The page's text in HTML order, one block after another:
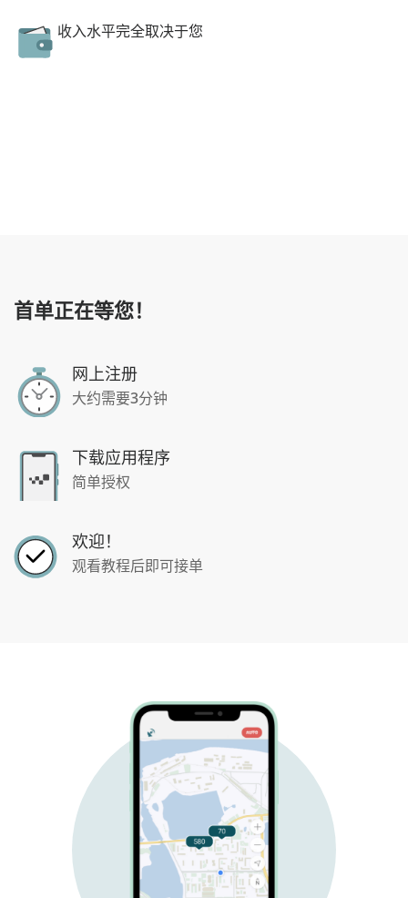
收入水平完全取决于您
首单正在等您！
网上注册
大约需要3分钟
下载应用程序
简单授权
欢迎！
观看教程后即可接单